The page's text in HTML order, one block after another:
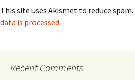
This site uses Akismet to reduce spam.
data is processed.
Recent Comments